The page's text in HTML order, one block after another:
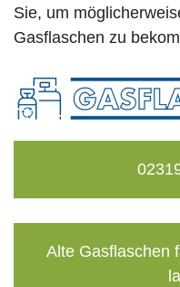
Sie, um
Gasflaschen zu
Alte Gasflaschen